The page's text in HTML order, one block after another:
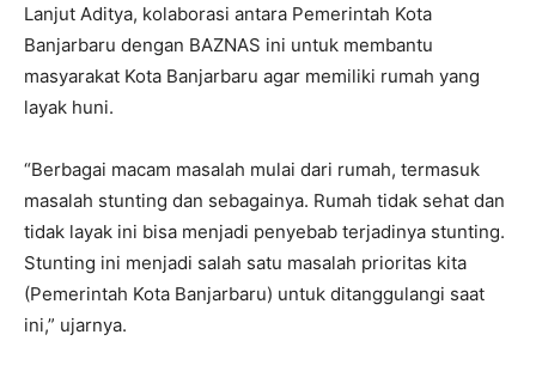
Lanjut Aditya, kolaborasi antara Pemerintah Kota
Banjarbaru dengan BAZNAS ini untuk membantu
masyarakat Kota Banjarbaru agar memiliki rumah yang
layak huni.
“Berbagai macam masalah mulai dari rumah, termasuk
masalah stunting dan sebagainya. Rumah tidak sehat dan
tidak layak ini bisa menjadi penyebab terjadinya stunting.
Stunting ini menjadi salah satu masalah prioritas kita
(Pemerintah Kota Banjarbaru) untuk ditanggulangi saat
ini,” ujarnya.